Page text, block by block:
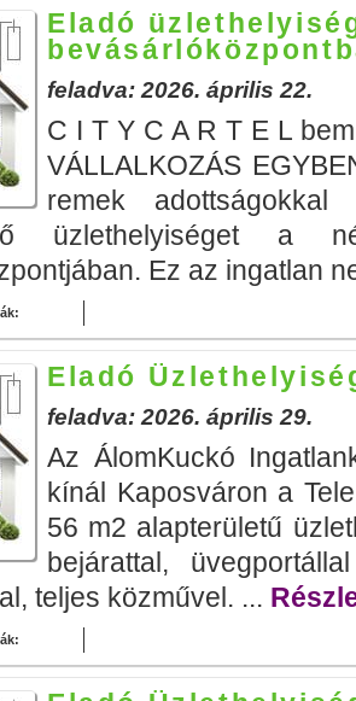
Eladó
feladva: 2026. április 22.
C I T Y C A R T E L
VÁLLALKOZÁS
remek adottságokkal
üzlethelyiséget a
Ez az ingatlan
Eladó
feladva: 2026. április 29.
Az ÁlomKuckó
kínál Kaposváron a
56 m2 alapterületű
bejárattal,
teljes közművel. ...